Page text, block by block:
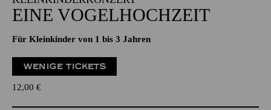
EINE VOGELHOCHZEIT
Für Kleinkinder von 1 bis 3 Jahren
WENIGE TICKETS
12,00 €